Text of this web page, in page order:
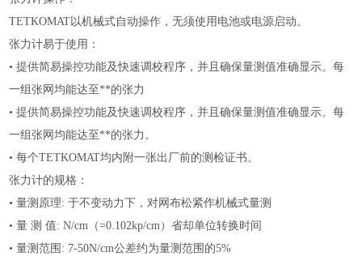
TETKOMAT以机械式自动操作，无须使用电池或电源启动。
张力计易于使用：
•提供简易操控功能及快速调校程序，并且确保量测值准确显示。每
一组张网均能达至**的张力
•提供简易操控功能及快速调校程序，并且确保量测值准确显示。每
一组张网均能达至**的张力。
•每个TETKOMAT均内附一张出厂前的测检证书。
张力计的规格：
•量测原理:于不变动力下，对网布松紧作机械式量测
•量 测 值: N/cm （=0.102kp/cm）省却单位转换时间
•量测范围 : 7-50N/cm公差约为量测范围的5%